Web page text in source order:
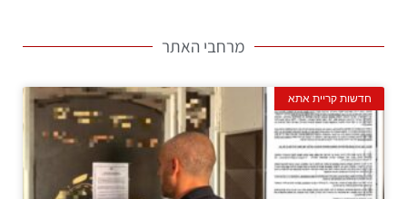
מרחבי האתר
חדשות קריית אתא